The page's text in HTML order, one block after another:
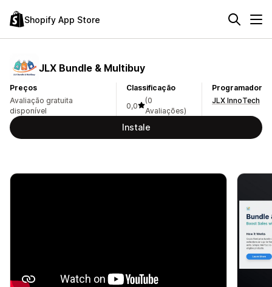
Shopify App Store
JLX Bundle & Multibuy
Preços
Avaliação gratuita
disponível
Classificação
0,0
(0
Avaliações)
Programador
JLX InnoTech
Instale